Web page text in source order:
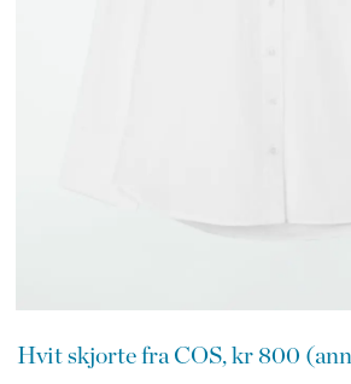
Hvit skjorte fra COS, kr 800